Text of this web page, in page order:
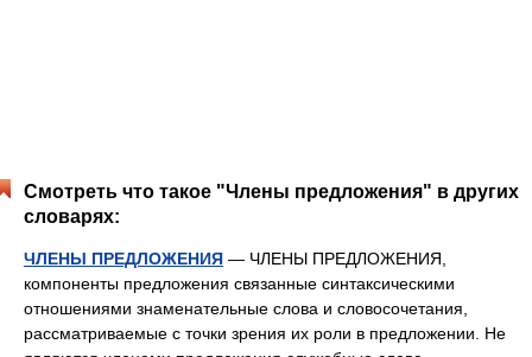
Смотреть что такое "Члены предложения" в других
словарях:
ЧЛЕНЫ ПРЕДЛОЖЕНИЯ — ЧЛЕНЫ ПРЕДЛОЖЕНИЯ,
компоненты предложения связанные синтаксическими
отношениями знаменательные слова и словосочетания,
рассматриваемые с точки зрения их роли в предложении. Не